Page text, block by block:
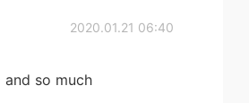
2020.01.21 06:40
and so much